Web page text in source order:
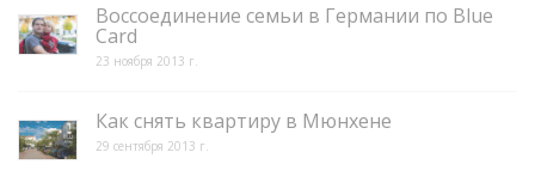
Воссоединение семьи в Германии по Blue
Card
23 ноября 2013 г.
Как снять квартиру в Мюнхене
29 сентября 2013 г.